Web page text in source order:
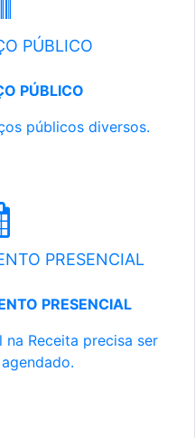
PÚBLICO
PÚBLICO
públicos diversos.
PRESENCIAL
PRESENCIAL
Receita precisa ser